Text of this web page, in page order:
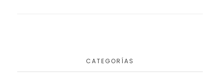
CATEGORÍAS